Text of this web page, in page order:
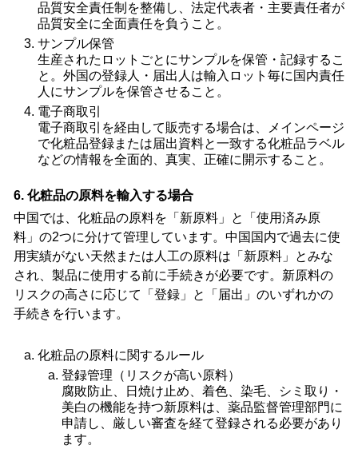
品質安全責任制を整備し、法定代表者・主要責任者が
品質安全に全面責任を負うこと。
サンプル保管
生産されたロットごとにサンプルを保管・記録するこ
と。外国の登録人・届出人は輸入ロット毎に国内責任
人にサンプルを保管させること。
電子商取引
電子商取引を経由して販売する場合は、メインページ
で化粧品登録または届出資料と一致する化粧品ラベル
などの情報を全面的、真実、正確に開示すること。
6. 化粧品の原料を輸入する場合
中国では、化粧品の原料を「新原料」と「使用済み原
料」の2つに分けて管理しています。中国国内で過去に使
用実績がない天然または人工の原料は「新原料」とみな
され、製品に使用する前に手続きが必要です。新原料の
リスクの高さに応じて「登録」と「届出」のいずれかの
手続きを行います。
化粧品の原料に関するルール
登録管理（リスクが高い原料）
腐敗防止、日焼け止め、着色、染毛、シミ取り・
美白の機能を持つ新原料は、薬品監督管理部門に
申請し、厳しい審査を経て登録される必要があり
ます。